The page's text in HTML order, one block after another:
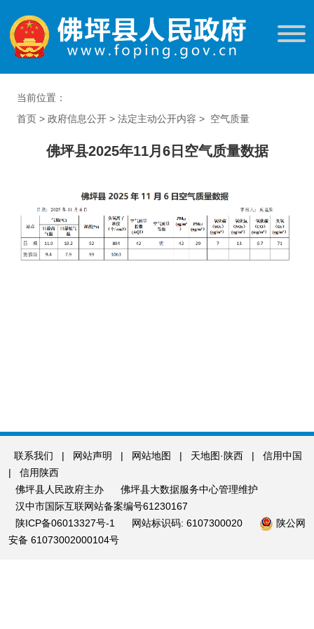
当前位置：
首页 > 政府信息公开 > 法定主动公开内容 > 空气质量
佛坪县2025年11月6日空气质量数据
联系我们 | 网站声明 | 网站地图 | 天地图·陕西 |
信用中国
|
信用陕西
佛坪县人民政府主办
佛坪县大数据服务中心管理维护
汉中市国际互联网站备案编号61230167
陕ICP备06013327号-1
网站标识码: 6107300020
陕公网
安备 61073002000104号